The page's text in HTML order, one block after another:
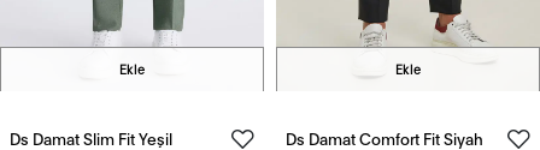
Ekle
Ds Damat Slim Fit Yeşil
Ekle
Ds Damat Comfort Fit Siyah